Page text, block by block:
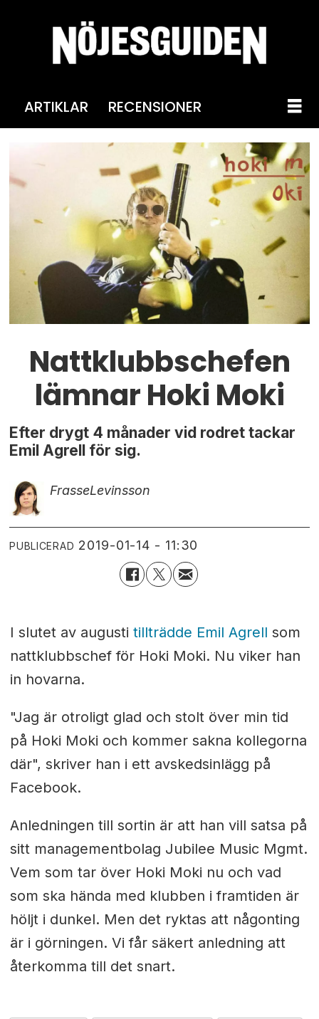
ARTIKLAR RECENSIONER
Nattklubbschefen
lämnar Hoki Moki
Efter drygt 4 månader vid rodret tackar
Emil Agrell för sig.
FrasseLevinsson
PUBLICERAD 2019-01-14 - 11:30
I slutet av augusti tillträdde Emil Agrell som
nattklubbschef för Hoki Moki. Nu viker han
in hovarna.
"Jag är otroligt glad och stolt över min tid
på Hoki Moki och kommer sakna kollegorna
där", skriver han i ett avskedsinlägg på
Facebook.
Anledningen till sortin är att han vill satsa på
sitt managementbolag Jubilee Music Mgmt.
Vem som tar över Hoki Moki nu och vad
som ska hända med klubben i framtiden är
höljt i dunkel. Men det ryktas att någonting
är i görningen. Vi får säkert anledning att
återkomma till det snart.